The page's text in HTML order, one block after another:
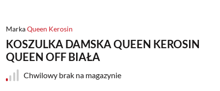
MarkaQueen Kerosin
KOSZULKA DAMSKA QUEEN KEROSIN
QUEEN OFF BIAŁA
Chwilowy brak na magazynie